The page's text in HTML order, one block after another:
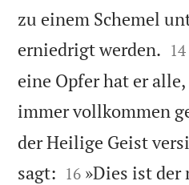
zu einem Schemel
erniedrigt werden. 

14
eine Opfer hat er
immer vollkommen
der Heilige Geist
sagt: 

16 »Dies ist der